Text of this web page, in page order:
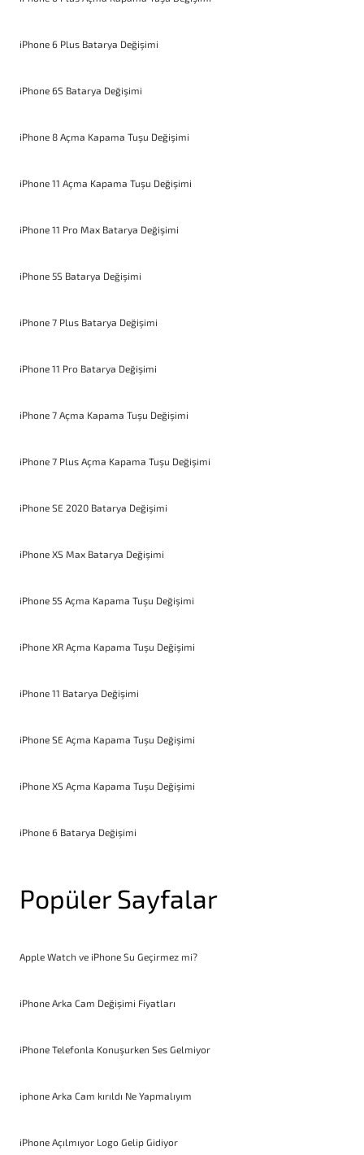
iPhone 6 Plus Batarya Değişimi
iPhone 6S Batarya Değişimi
iPhone 8 Açma Kapama Tuşu Değişimi
iPhone 11 Açma Kapama Tuşu Değişimi
iPhone 11 Pro Max Batarya Değişimi
iPhone 5S Batarya Değişimi
iPhone 7 Plus Batarya Değişimi
iPhone 11 Pro Batarya Değişimi
iPhone 7 Açma Kapama Tuşu Değişimi
iPhone 7 Plus Açma Kapama Tuşu Değişimi
iPhone SE 2020 Batarya Değişimi
iPhone XS Max Batarya Değişimi
iPhone 5S Açma Kapama Tuşu Değişimi
iPhone XR Açma Kapama Tuşu Değişimi
iPhone 11 Batarya Değişimi
iPhone SE Açma Kapama Tuşu Değişimi
iPhone XS Açma Kapama Tuşu Değişimi
iPhone 6 Batarya Değişimi
Popüler Sayfalar
Apple Watch ve iPhone Su Geçirmez mi?
iPhone Arka Cam Değişimi Fiyatları
iPhone Telefonla Konuşurken Ses Gelmiyor
iphone Arka Cam kırıldı Ne Yapmalıyım
iPhone Açılmıyor Logo Gelip Gidiyor